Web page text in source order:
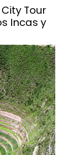
Tour
Incas y